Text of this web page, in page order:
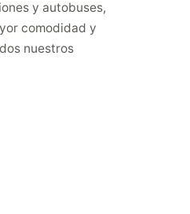
y autobuses,
comodidad y
nuestros